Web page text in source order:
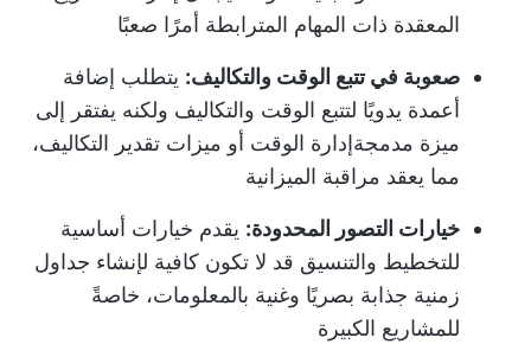
المعقدة ذات المهام المترابطة أمرًا صعبًا
صعوبة في تتبع الوقت والتكاليف: يتطلب إضافة
أعمدة يدويًا لتتبع الوقت والتكاليف ولكنه يفتقر إلى
ميزة مدمجةإدارة الوقت أو ميزات تقدير التكاليف،
مما يعقد مراقبة الميزانية
خيارات التصور المحدودة: يقدم خيارات أساسية
للتخطيط والتنسيق قد لا تكون كافية لإنشاء جداول
زمنية جذابة بصريًا وغنية بالمعلومات، خاصةً
للمشاريع الكبيرة